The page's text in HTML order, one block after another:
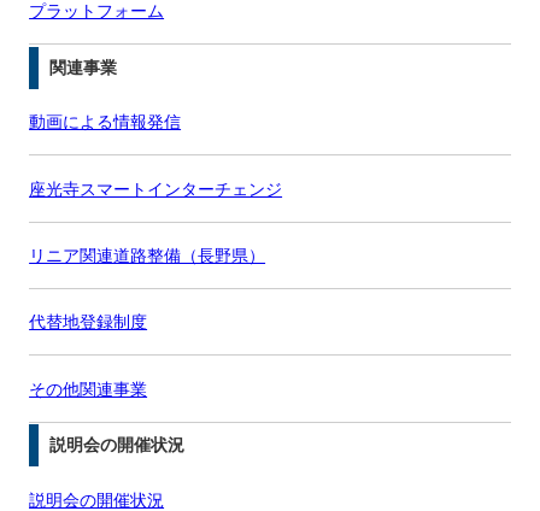
プラットフォーム
関連事業
動画による情報発信
座光寺スマートインターチェンジ
リニア関連道路整備（長野県）
代替地登録制度
その他関連事業
説明会の開催状況
説明会の開催状況